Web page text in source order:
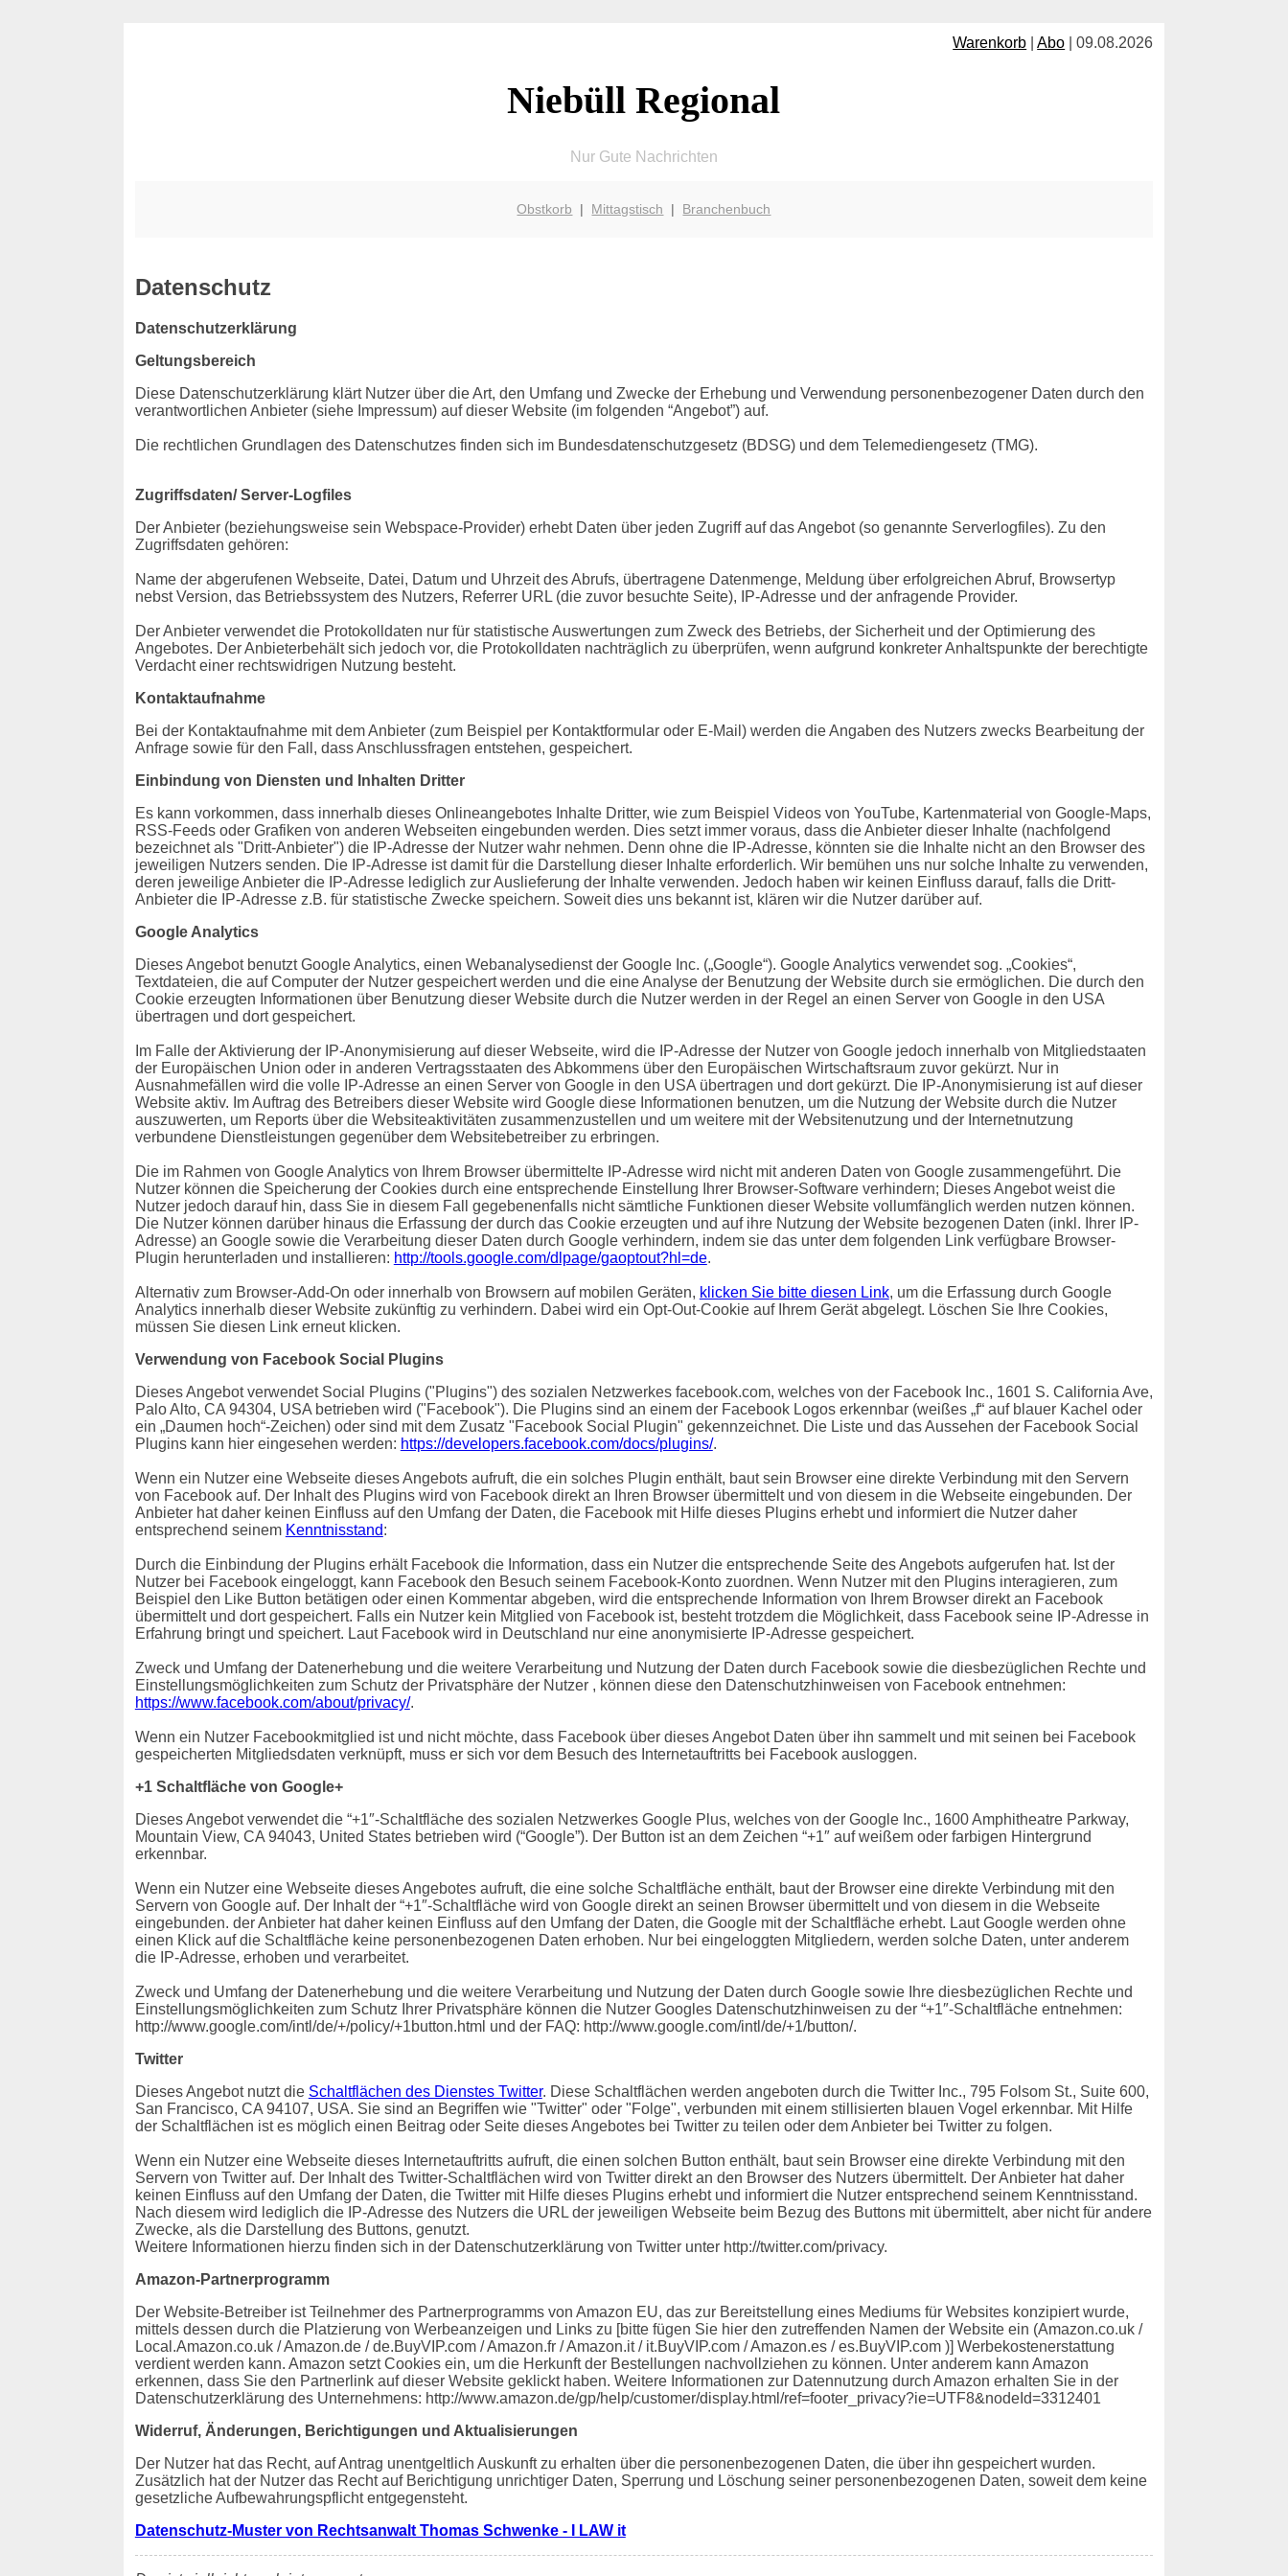
Warenkorb |Abo | 09.08.2026
Niebüll Regional
Nur Gute Nachrichten
Obstkorb | Mittagstisch | Branchenbuch
Datenschutz
Datenschutzerklärung
Geltungsbereich
Diese Datenschutzerklärung klärt Nutzer über die Art, den Umfang und Zwecke der Erhebung und Verwendung personenbezogener Daten durch den
verantwortlichen Anbieter (siehe Impressum) auf dieser Website (im folgenden “Angebot”) auf.
Die rechtlichen Grundlagen des Datenschutzes finden sich im Bundesdatenschutzgesetz (BDSG) und dem Telemediengesetz (TMG).
Zugriffsdaten/ Server-Logfiles
Der Anbieter (beziehungsweise sein Webspace-Provider) erhebt Daten über jeden Zugriff auf das Angebot (so genannte Serverlogfiles). Zu den
Zugriffsdaten gehören:
Name der abgerufenen Webseite, Datei, Datum und Uhrzeit des Abrufs, übertragene Datenmenge, Meldung über erfolgreichen Abruf, Browsertyp
nebst Version, das Betriebssystem des Nutzers, Referrer URL (die zuvor besuchte Seite), IP-Adresse und der anfragende Provider.
Der Anbieter verwendet die Protokolldaten nur für statistische Auswertungen zum Zweck des Betriebs, der Sicherheit und der Optimierung des
Angebotes. Der Anbieterbehält sich jedoch vor, die Protokolldaten nachträglich zu überprüfen, wenn aufgrund konkreter Anhaltspunkte der berechtigte
Verdacht einer rechtswidrigen Nutzung besteht.
Kontaktaufnahme
Bei der Kontaktaufnahme mit dem Anbieter (zum Beispiel per Kontaktformular oder E-Mail) werden die Angaben des Nutzers zwecks Bearbeitung der
Anfrage sowie für den Fall, dass Anschlussfragen entstehen, gespeichert.
Einbindung von Diensten und Inhalten Dritter
Es kann vorkommen, dass innerhalb dieses Onlineangebotes Inhalte Dritter, wie zum Beispiel Videos von YouTube, Kartenmaterial von Google-Maps,
RSS-Feeds oder Grafiken von anderen Webseiten eingebunden werden. Dies setzt immer voraus, dass die Anbieter dieser Inhalte (nachfolgend
bezeichnet als "Dritt-Anbieter") die IP-Adresse der Nutzer wahr nehmen. Denn ohne die IP-Adresse, könnten sie die Inhalte nicht an den Browser des
jeweiligen Nutzers senden. Die IP-Adresse ist damit für die Darstellung dieser Inhalte erforderlich. Wir bemühen uns nur solche Inhalte zu verwenden,
deren jeweilige Anbieter die IP-Adresse lediglich zur Auslieferung der Inhalte verwenden. Jedoch haben wir keinen Einfluss darauf, falls die Dritt-
Anbieter die IP-Adresse z.B. für statistische Zwecke speichern. Soweit dies uns bekannt ist, klären wir die Nutzer darüber auf.
Google Analytics
Dieses Angebot benutzt Google Analytics, einen Webanalysedienst der Google Inc. („Google“). Google Analytics verwendet sog. „Cookies“,
Textdateien, die auf Computer der Nutzer gespeichert werden und die eine Analyse der Benutzung der Website durch sie ermöglichen. Die durch den
Cookie erzeugten Informationen über Benutzung dieser Website durch die Nutzer werden in der Regel an einen Server von Google in den USA
übertragen und dort gespeichert.
Im Falle der Aktivierung der IP-Anonymisierung auf dieser Webseite, wird die IP-Adresse der Nutzer von Google jedoch innerhalb von Mitgliedstaaten
der Europäischen Union oder in anderen Vertragsstaaten des Abkommens über den Europäischen Wirtschaftsraum zuvor gekürzt. Nur in
Ausnahmefällen wird die volle IP-Adresse an einen Server von Google in den USA übertragen und dort gekürzt. Die IP-Anonymisierung ist auf dieser
Website aktiv. Im Auftrag des Betreibers dieser Website wird Google diese Informationen benutzen, um die Nutzung der Website durch die Nutzer
auszuwerten, um Reports über die Websiteaktivitäten zusammenzustellen und um weitere mit der Websitenutzung und der Internetnutzung
verbundene Dienstleistungen gegenüber dem Websitebetreiber zu erbringen.
Die im Rahmen von Google Analytics von Ihrem Browser übermittelte IP-Adresse wird nicht mit anderen Daten von Google zusammengeführt. Die
Nutzer können die Speicherung der Cookies durch eine entsprechende Einstellung Ihrer Browser-Software verhindern; Dieses Angebot weist die
Nutzer jedoch darauf hin, dass Sie in diesem Fall gegebenenfalls nicht sämtliche Funktionen dieser Website vollumfänglich werden nutzen können.
Die Nutzer können darüber hinaus die Erfassung der durch das Cookie erzeugten und auf ihre Nutzung der Website bezogenen Daten (inkl. Ihrer IP-
Adresse) an Google sowie die Verarbeitung dieser Daten durch Google verhindern, indem sie das unter dem folgenden Link verfügbare Browser-
Plugin herunterladen und installieren: http://tools.google.com/dlpage/gaoptout?hl=de.
Alternativ zum Browser-Add-On oder innerhalb von Browsern auf mobilen Geräten, klicken Sie bitte diesen Link, um die Erfassung durch Google
Analytics innerhalb dieser Website zukünftig zu verhindern. Dabei wird ein Opt-Out-Cookie auf Ihrem Gerät abgelegt. Löschen Sie Ihre Cookies,
müssen Sie diesen Link erneut klicken.
Verwendung von Facebook Social Plugins
Dieses Angebot verwendet Social Plugins ("Plugins") des sozialen Netzwerkes facebook.com, welches von der Facebook Inc., 1601 S. California Ave,
Palo Alto, CA 94304, USA betrieben wird ("Facebook"). Die Plugins sind an einem der Facebook Logos erkennbar (weißes „f“ auf blauer Kachel oder
ein „Daumen hoch“-Zeichen) oder sind mit dem Zusatz "Facebook Social Plugin" gekennzeichnet. Die Liste und das Aussehen der Facebook Social
Plugins kann hier eingesehen werden: https://developers.facebook.com/docs/plugins/.
Wenn ein Nutzer eine Webseite dieses Angebots aufruft, die ein solches Plugin enthält, baut sein Browser eine direkte Verbindung mit den Servern
von Facebook auf. Der Inhalt des Plugins wird von Facebook direkt an Ihren Browser übermittelt und von diesem in die Webseite eingebunden. Der
Anbieter hat daher keinen Einfluss auf den Umfang der Daten, die Facebook mit Hilfe dieses Plugins erhebt und informiert die Nutzer daher
entsprechend seinem Kenntnisstand:
Durch die Einbindung der Plugins erhält Facebook die Information, dass ein Nutzer die entsprechende Seite des Angebots aufgerufen hat. Ist der
Nutzer bei Facebook eingeloggt, kann Facebook den Besuch seinem Facebook-Konto zuordnen. Wenn Nutzer mit den Plugins interagieren, zum
Beispiel den Like Button betätigen oder einen Kommentar abgeben, wird die entsprechende Information von Ihrem Browser direkt an Facebook
übermittelt und dort gespeichert. Falls ein Nutzer kein Mitglied von Facebook ist, besteht trotzdem die Möglichkeit, dass Facebook seine IP-Adresse in
Erfahrung bringt und speichert. Laut Facebook wird in Deutschland nur eine anonymisierte IP-Adresse gespeichert.
Zweck und Umfang der Datenerhebung und die weitere Verarbeitung und Nutzung der Daten durch Facebook sowie die diesbezüglichen Rechte und
Einstellungsmöglichkeiten zum Schutz der Privatsphäre der Nutzer , können diese den Datenschutzhinweisen von Facebook entnehmen:
https://www.facebook.com/about/privacy/.
Wenn ein Nutzer Facebookmitglied ist und nicht möchte, dass Facebook über dieses Angebot Daten über ihn sammelt und mit seinen bei Facebook
gespeicherten Mitgliedsdaten verknüpft, muss er sich vor dem Besuch des Internetauftritts bei Facebook ausloggen.
+1 Schaltfläche von Google+
Dieses Angebot verwendet die “+1″-Schaltfläche des sozialen Netzwerkes Google Plus, welches von der Google Inc., 1600 Amphitheatre Parkway,
Mountain View, CA 94043, United States betrieben wird (“Google”). Der Button ist an dem Zeichen “+1″ auf weißem oder farbigen Hintergrund
erkennbar.
Wenn ein Nutzer eine Webseite dieses Angebotes aufruft, die eine solche Schaltfläche enthält, baut der Browser eine direkte Verbindung mit den
Servern von Google auf. Der Inhalt der “+1″-Schaltfläche wird von Google direkt an seinen Browser übermittelt und von diesem in die Webseite
eingebunden. der Anbieter hat daher keinen Einfluss auf den Umfang der Daten, die Google mit der Schaltfläche erhebt. Laut Google werden ohne
einen Klick auf die Schaltfläche keine personenbezogenen Daten erhoben. Nur bei eingeloggten Mitgliedern, werden solche Daten, unter anderem
die IP-Adresse, erhoben und verarbeitet.
Zweck und Umfang der Datenerhebung und die weitere Verarbeitung und Nutzung der Daten durch Google sowie Ihre diesbezüglichen Rechte und
Einstellungsmöglichkeiten zum Schutz Ihrer Privatsphäre können die Nutzer Googles Datenschutzhinweisen zu der “+1″-Schaltfläche entnehmen:
http://www.google.com/intl/de/+/policy/+1button.html und der FAQ: http://www.google.com/intl/de/+1/button/.
Twitter
Dieses Angebot nutzt die Schaltflächen des Dienstes Twitter. Diese Schaltflächen werden angeboten durch die Twitter Inc., 795 Folsom St., Suite 600,
San Francisco, CA 94107, USA. Sie sind an Begriffen wie "Twitter" oder "Folge", verbunden mit einem stillisierten blauen Vogel erkennbar. Mit Hilfe
der Schaltflächen ist es möglich einen Beitrag oder Seite dieses Angebotes bei Twitter zu teilen oder dem Anbieter bei Twitter zu folgen.
Wenn ein Nutzer eine Webseite dieses Internetauftritts aufruft, die einen solchen Button enthält, baut sein Browser eine direkte Verbindung mit den
Servern von Twitter auf. Der Inhalt des Twitter-Schaltflächen wird von Twitter direkt an den Browser des Nutzers übermittelt. Der Anbieter hat daher
keinen Einfluss auf den Umfang der Daten, die Twitter mit Hilfe dieses Plugins erhebt und informiert die Nutzer entsprechend seinem Kenntnisstand.
Nach diesem wird lediglich die IP-Adresse des Nutzers die URL der jeweiligen Webseite beim Bezug des Buttons mit übermittelt, aber nicht für andere
Zwecke, als die Darstellung des Buttons, genutzt.
Weitere Informationen hierzu finden sich in der Datenschutzerklärung von Twitter unter http://twitter.com/privacy.
Amazon-Partnerprogramm
Der Website-Betreiber ist Teilnehmer des Partnerprogramms von Amazon EU, das zur Bereitstellung eines Mediums für Websites konzipiert wurde,
mittels dessen durch die Platzierung von Werbeanzeigen und Links zu [bitte fügen Sie hier den zutreffenden Namen der Website ein (Amazon.co.uk /
Local.Amazon.co.uk / Amazon.de / de.BuyVIP.com / Amazon.fr / Amazon.it / it.BuyVIP.com / Amazon.es / es.BuyVIP.com )] Werbekostenerstattung
verdient werden kann. Amazon setzt Cookies ein, um die Herkunft der Bestellungen nachvollziehen zu können. Unter anderem kann Amazon
erkennen, dass Sie den Partnerlink auf dieser Website geklickt haben. Weitere Informationen zur Datennutzung durch Amazon erhalten Sie in der
Datenschutzerklärung des Unternehmens: http://www.amazon.de/gp/help/customer/display.html/ref=footer_privacy?ie=UTF8&nodeId=3312401
Widerruf, Änderungen, Berichtigungen und Aktualisierungen
Der Nutzer hat das Recht, auf Antrag unentgeltlich Auskunft zu erhalten über die personenbezogenen Daten, die über ihn gespeichert wurden.
Zusätzlich hat der Nutzer das Recht auf Berichtigung unrichtiger Daten, Sperrung und Löschung seiner personenbezogenen Daten, soweit dem keine
gesetzliche Aufbewahrungspflicht entgegensteht.
Datenschutz-Muster von Rechtsanwalt Thomas Schwenke - I LAW it